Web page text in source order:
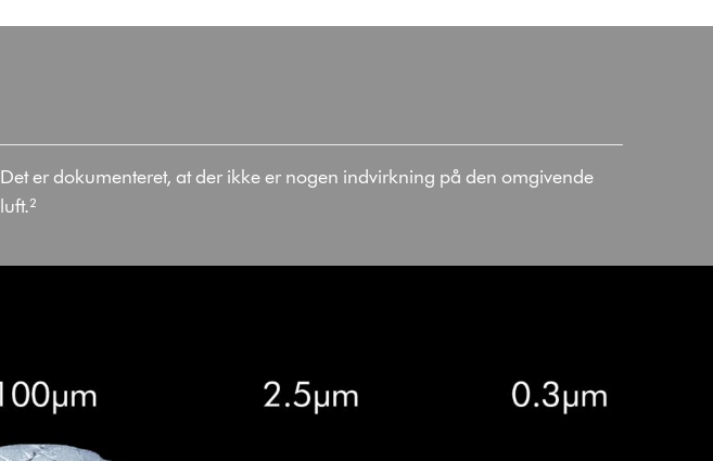
Det er dokumenteret, at der ikke er nogen indvirkning på den omgivende
luft.²